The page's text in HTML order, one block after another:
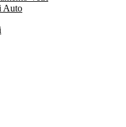
Auto